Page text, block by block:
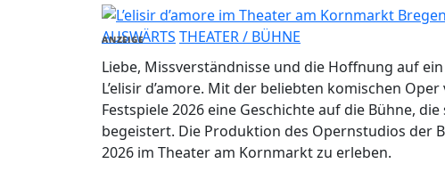
AUSWÄRTS THEATER / BÜHNE
ANZEIGE
Liebe, Missverständnisse und die Hoffnung auf
L’elisir d’amore. Mit der beliebten komischen
Festspiele 2026 eine Geschichte auf die Bühne,
begeistert. Die Produktion des Opernstudios der
2026 im Theater am Kornmarkt zu erleben.